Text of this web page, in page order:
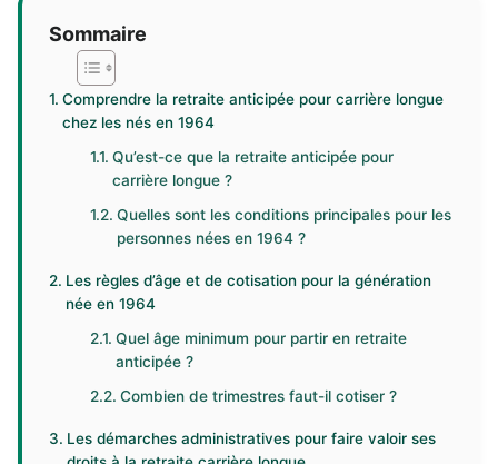
Sommaire
Comprendre la retraite anticipée pour carrière longue
chez les nés en 1964
Qu’est-ce que la retraite anticipée pour
carrière longue ?
Quelles sont les conditions principales pour les
personnes nées en 1964 ?
Les règles d’âge et de cotisation pour la génération
née en 1964
Quel âge minimum pour partir en retraite
anticipée ?
Combien de trimestres faut-il cotiser ?
Les démarches administratives pour faire valoir ses